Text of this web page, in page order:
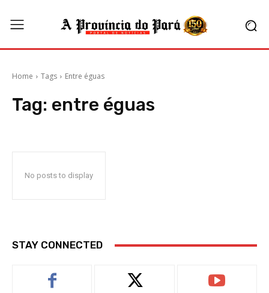
Home Tags Entre éguas
Tag: entre éguas
No posts to display
STAY CONNECTED